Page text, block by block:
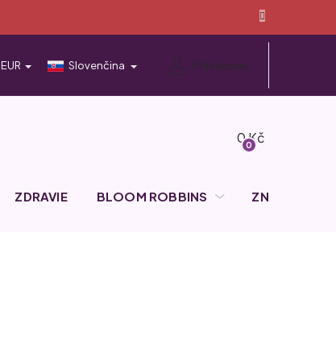
EUR Slovenčina Prihlásenie
Nákupný
košík
ZDRAVIE BLOOM ROBBINS ZNAČKY